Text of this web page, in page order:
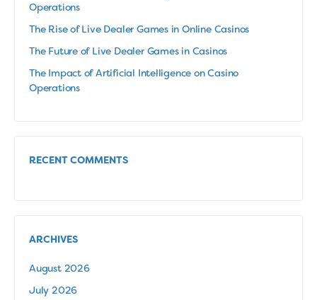
Operations
The Rise of Live Dealer Games in Online Casinos
The Future of Live Dealer Games in Casinos
The Impact of Artificial Intelligence on Casino
Operations
RECENT COMMENTS
ARCHIVES
August 2026
July 2026